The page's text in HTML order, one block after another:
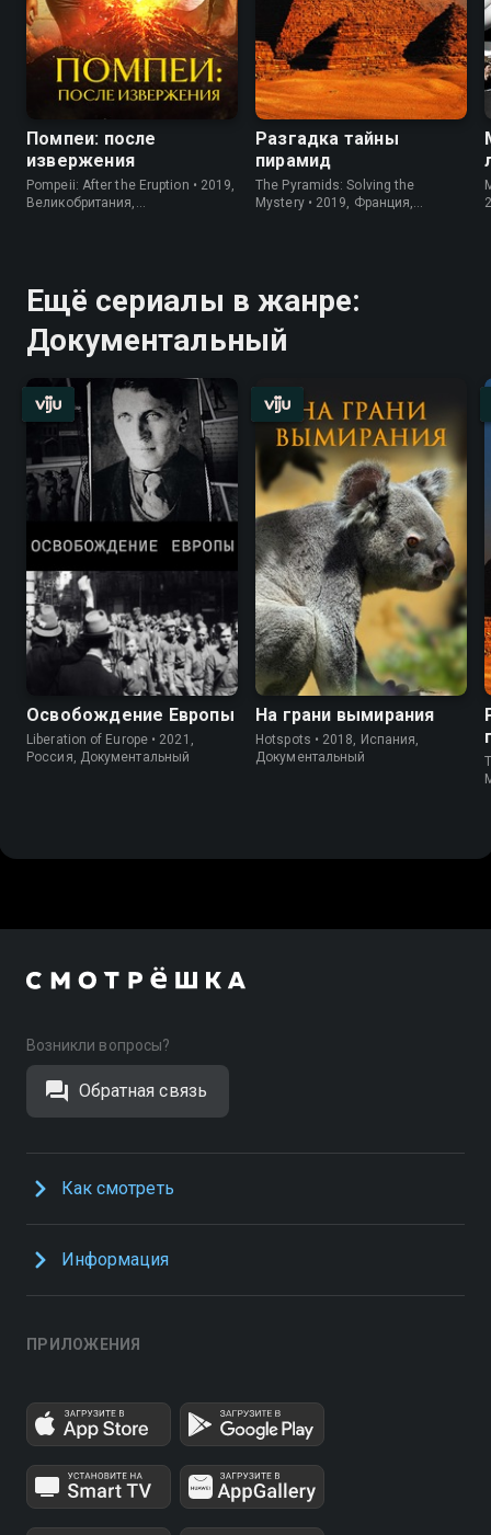
Помпеи: после
извержения
Pompeii: After the Eruption • 2019,
Великобритания,
Разгадка тайны
пирамид
The Pyramids: Solving the
Mystery • 2019, Франция,
Ещё сериалы в жанре:
Документальный
Освобождение Европы
Liberation of Europe • 2021,
Россия, Документальный
На грани вымирания
Hotspots • 2018, Испания,
Документальный
Возникли вопросы?
Обратная связь
Как смотреть
Информация
ПРИЛОЖЕНИЯ